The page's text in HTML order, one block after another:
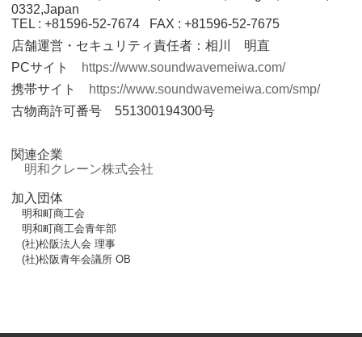
0332,Japan
TEL : +81596-52-7674 FAX : +81596-52-7675
店舗運営・セキュリティ責任者：相川 明直
PCサイト
https://www.soundwavemeiwa.com/
携帯サイト
https://www.soundwavemeiwa.com/smp/
古物商許可番号 551300194300号
関連企業
明和クレーン株式会社
加入団体
明和町商工会
明和町商工会青年部
(社)松阪法人会 理事
(社)松阪青年会議所 OB